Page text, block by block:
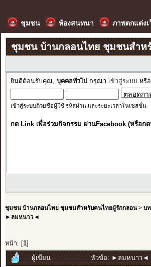
ชุมชน ห้องสนทนา ภาพตกแต่งเ
ชุมชน บ้านกลอนไทย ชุมชนสำห
ยินดีต้อนรับคุณ, บุคคลทั่วไป กรุณา เข้าสู่ระบบ หรือ
เข้าสู่ระบบด้วยชื่อผู้ใช้ รหัสผ่าน และระยะเวลาในเซสชั่น
กด Link เพื่อร่วมกิจกรรม ผ่านFacebook (หรือ
ชุมชน บ้านกลอนไทย ชุมชนสำหรับคนไทยผู้รักกลอน> บ
►ลมหนาว◄
หน้า: [ 1]
ผู้เขียน
หัวข้อ: ►ลมหนาว◄